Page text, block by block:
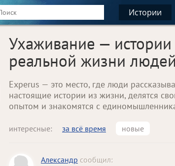
Истории
Ухаживание —
реальной жизни людей
Experus — это место, где люди
настоящие истории из жизни, делятся
опытом и знакомятся с
интересные: за всё время новые
Александр сообщил: